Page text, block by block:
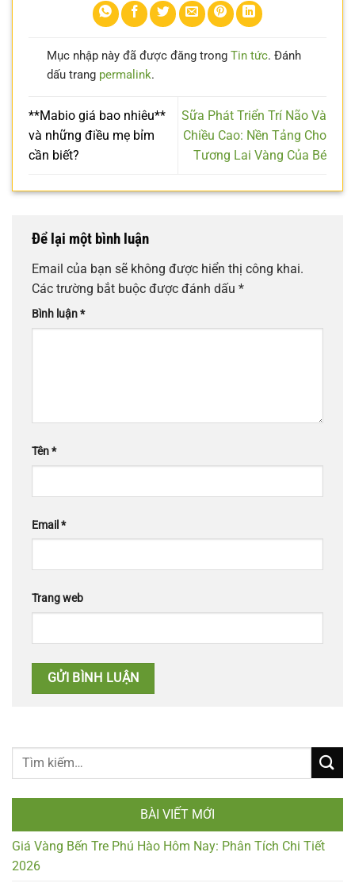
Mục nhập này đã được đăng trong Tin tức. Đánh
dấu trang permalink.
**Mabio giá bao nhiêu**
và những điều mẹ bỉm
cần biết?
Sữa Phát Triển Trí Não Và
Chiều Cao: Nền Tảng Cho
Tương Lai Vàng Của Bé
Để lại một bình luận
Email của bạn sẽ không được hiển thị công khai.
Các trường bắt buộc được đánh dấu *
Bình luận*
Tên*
Email *
Trang web
BÀI VIẾT MỚI
Giá Vàng Bến Tre Phú Hào Hôm Nay: Phân Tích Chi Tiết
2026